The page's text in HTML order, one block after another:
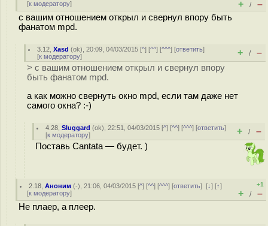
[к модератору] + / –
с вашим отношением открыл и свернул впору быть
фанатом mpd.
3.12 ,Xasd (ok), 20:09, 04/03/2015 [^] [^^] [^^^] [ответить]
[к модератору] + / –
> с вашим отношением открыл и свернул впору
быть фанатом mpd.
а как можно свернуть окно mpd, если там даже нет
самого окна? :-)
4.28 ,Sluggard (ok), 22:51, 04/03/2015 [^] [^^] [^^^] [ответить]
[к модератору] + / –
Поставь Cantata — будет. )
2.18 ,Аноним (-), 21:06, 04/03/2015 [^] [^^] [^^^] [ответить][↓] [↑]
[к модератору]
+1
+ / –
Не плаер, а плеер.